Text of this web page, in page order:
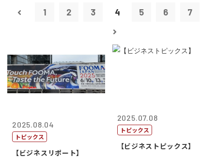
1 2 3 4 5 6 7
2025.08.04
トピックス
【ビジネスリポート】
2025.07.08
トピックス
【ビジネストピックス】